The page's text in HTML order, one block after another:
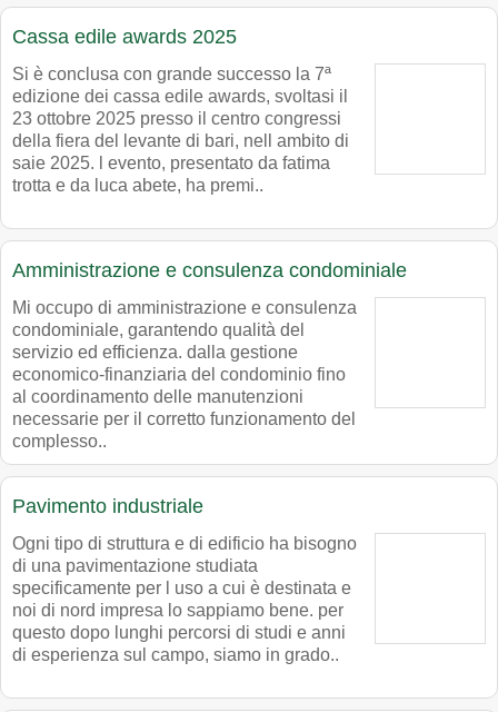
Cassa edile awards 2025
Si è conclusa con grande successo la 7ª
edizione dei cassa edile awards, svoltasi il
23 ottobre 2025 presso il centro congressi
della fiera del levante di bari, nell ambito di
saie 2025. l evento, presentato da fatima
trotta e da luca abete, ha premi..
Amministrazione e consulenza condominiale
Mi occupo di amministrazione e consulenza
condominiale, garantendo qualità del
servizio ed efficienza. dalla gestione
economico-finanziaria del condominio fino
al coordinamento delle manutenzioni
necessarie per il corretto funzionamento del
complesso..
Pavimento industriale
Ogni tipo di struttura e di edificio ha bisogno
di una pavimentazione studiata
specificamente per l uso a cui è destinata e
noi di nord impresa lo sappiamo bene. per
questo dopo lunghi percorsi di studi e anni
di esperienza sul campo, siamo in grado..